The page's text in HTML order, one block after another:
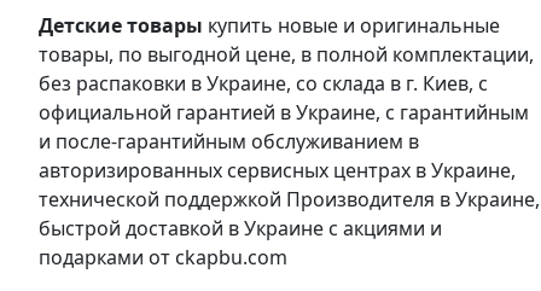
Детские товары купить новые и оригинальные
товары, по выгодной цене, в полной комплектации,
без распаковки в Украине, со склада в г. Киев, с
официальной гарантией в Украине, с гарантийным
и после-гарантийным обслуживанием в
авторизированных сервисных центрах в Украине,
технической поддержкой Производителя в Украине,
быстрой доставкой в Украине с акциями и
подарками от ckapbu.com